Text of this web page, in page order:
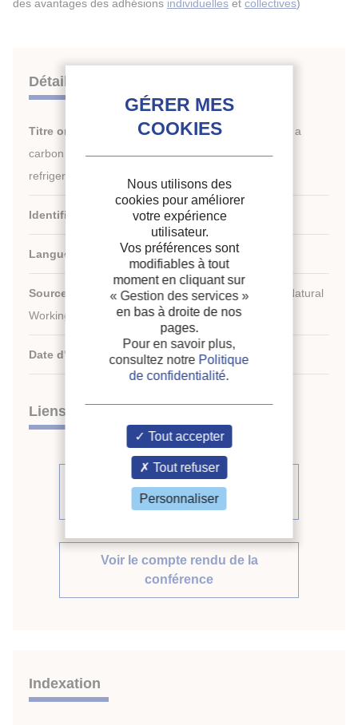
des avantages des adhésions individuelles et collectives)
Détails
Titre original :
Design and experimental analysis of a
carbon dioxide transcritical chiller for commercial
refrigeration.
Identifiant de la fiche :2009-0206
Langues : Anglais
Source :
8th IIR-Gustav Lorentzen Conference on Natural
Working Fluids (GL2008)
Date d'édition :07/09/2008
Liens
Voir d'autres communications du
même compte rendu (132)
Voir le compte rendu de la
conférence
Indexation
Nous utilisons des
cookies pour améliorer
votre expérience
utilisateur.
Vos préférences sont
modifiables à tout
moment en cliquant sur
« Gestion des services »
en bas à droite de nos
pages.
Pour en savoir plus,
consultez notre Politique
de confidentialité.
Tout accepter
Tout refuser
Personnaliser